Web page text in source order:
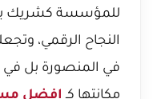
للمؤسسة كشريك
النجاح الرقمي،
في المنصورة بل في